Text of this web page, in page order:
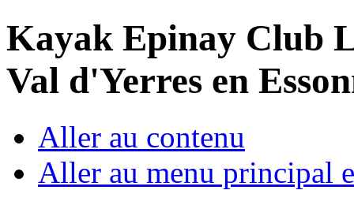
Kayak Epinay Club
Val d'Yerres en
Aller au contenu
Aller au menu principal